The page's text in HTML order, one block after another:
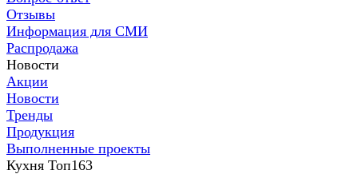
Отзывы
Информация для СМИ
Распродажа
Новости
Акции
Новости
Тренды
Продукция
Выполненные проекты
Кухня Топ163